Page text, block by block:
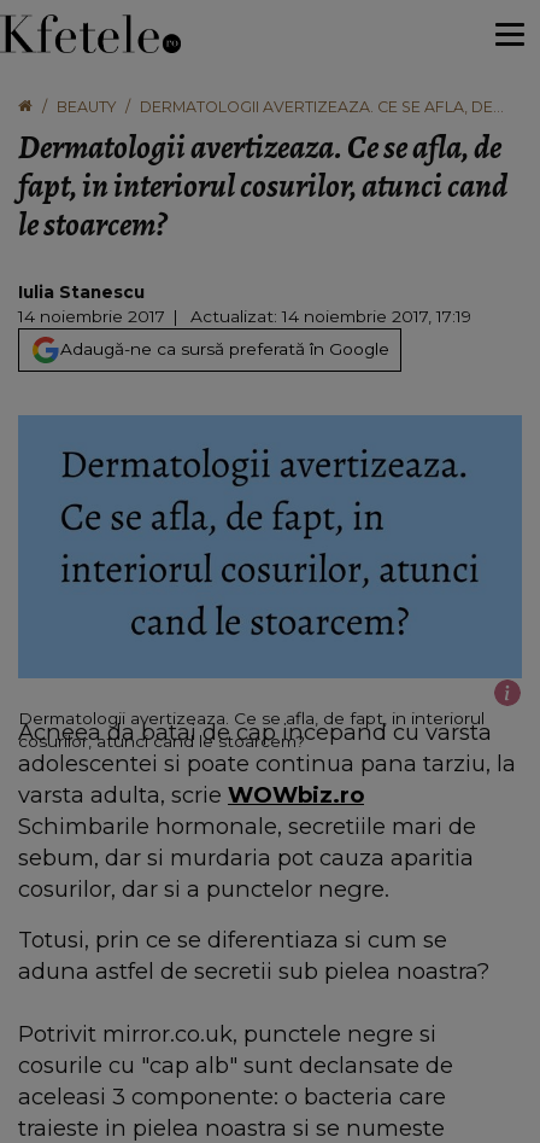
BEAUTY
DERMATOLOGII AVERTIZEAZA. CE SE AFLA, DE
LE STOARCEM?
Dermatologii avertizeaza. Ce se afla, de
fapt, in interiorul cosurilor, atunci cand
le stoarcem?
Iulia Stanescu
14 noiembrie 2017
Actualizat: 14 noiembrie 2017, 17:19
Adaugă-ne ca sursă preferată în Google
Dermatologii avertizeaza. Ce se afla, de fapt, in interiorul
cosurilor, atunci cand le stoarcem?
Acneea da batai de cap incepand cu varsta
adolescentei si poate continua pana tarziu, la
varsta adulta, scrie WOWbiz.ro
Schimbarile hormonale, secretiile mari de
sebum, dar si murdaria pot cauza aparitia
cosurilor, dar si a punctelor negre.
Totusi, prin ce se diferentiaza si cum se
aduna astfel de secretii sub pielea noastra?
Potrivit mirror.co.uk, punctele negre si
cosurile cu "cap alb" sunt declansate de
aceleasi 3 componente: o bacteria care
traieste in pielea noastra si se numeste